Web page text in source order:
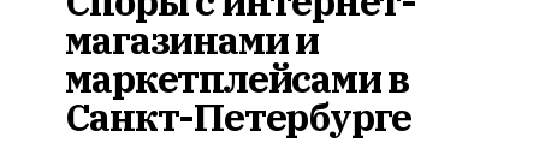
магазинами и
маркетплейсами в
Санкт-Петербурге